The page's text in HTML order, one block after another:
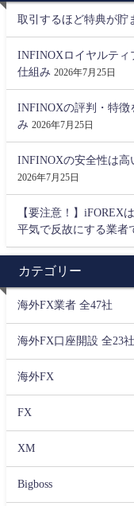
取引するほど特典が貯
INFINOXロイヤルティ
仕組み 2026年7月25日
INFINOXの評判・特徴
み 2026年7月25日
INFINOXの安全性は
2026年7月25日
【要注意！】iFOREX
平気で反故にする業者
カテゴリー
海外FX業者 全47社
海外FX口座開設 全23社
海外FX
FX
XM
Bigboss